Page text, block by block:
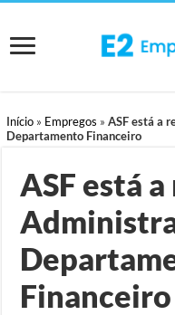
Início » Empregos »ASF está a
Departamento Financeiro
ASF está
Financeiro